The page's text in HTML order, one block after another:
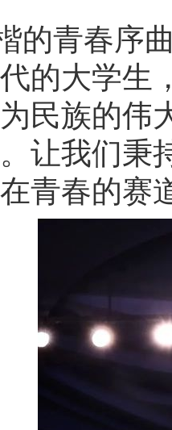
的青春序
的大学生
民族的伟
让我们秉
青春的赛